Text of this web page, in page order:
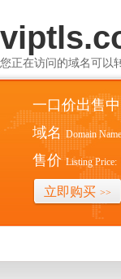
您正在访问的域名可以
一口价出售
域名 Domain
售价 Listing Price:
立即购买 >>